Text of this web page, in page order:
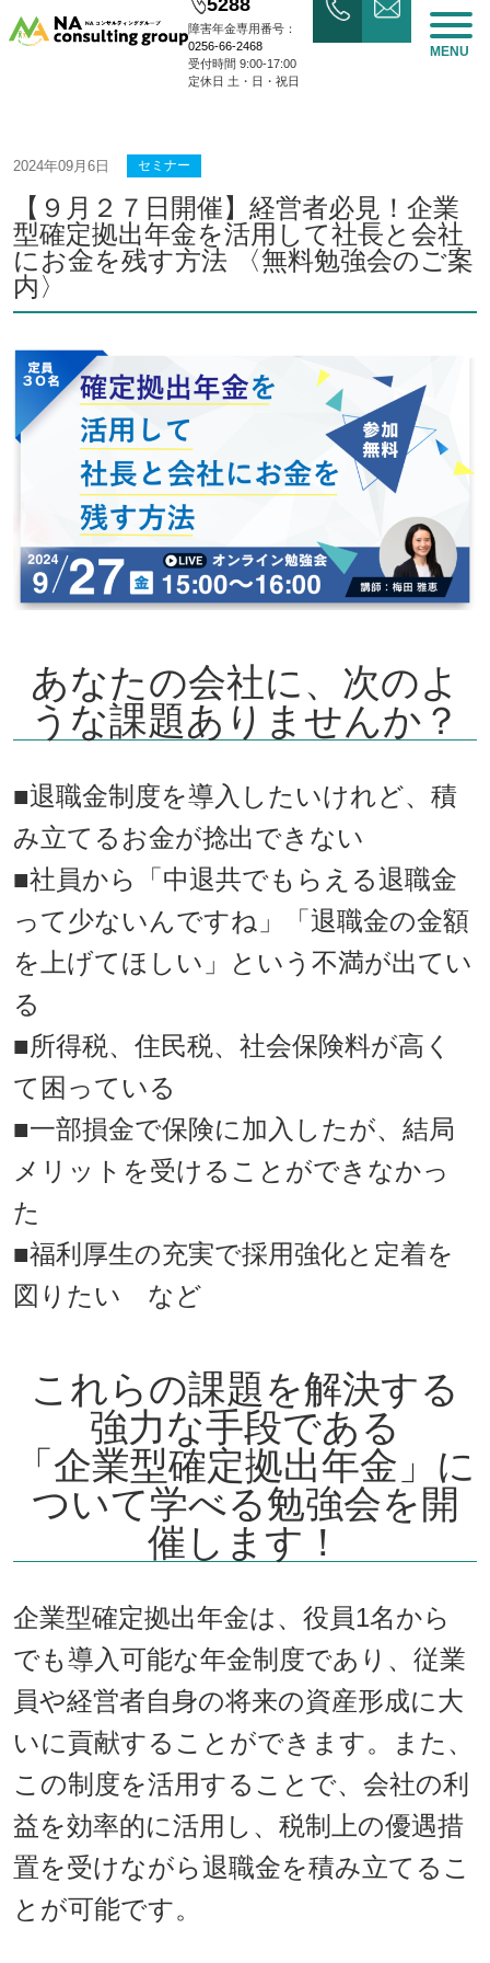
障害年金専用番号：
0256-66-2468
受付時間 9:00-17:00
定休日 土・日・祝日
MENU
2024年09月6日 セミナー
【９月２７日開催】経営者必見！企業
型確定拠出年金を活用して社長と会社
にお金を残す方法 〈無料勉強会のご案
内〉
あなたの会社に、次のよ
うな課題ありませんか？
■退職金制度を導入したいけれど、積
み立てるお金が捻出できない
■社員から「中退共でもらえる退職金
って少ないんですね」「退職金の金額
を上げてほしい」という不満が出てい
る
■所得税、住民税、社会保険料が高く
て困っている
■一部損金で保険に加入したが、結局
メリットを受けることができなかっ
た
■福利厚生の充実で採用強化と定着を
図りたい など
これらの課題を解決する
強力な手段である
「企業型確定拠出年金」に
ついて学べる勉強会を開
催します！
企業型確定拠出年金は、役員1名から
でも導入可能な年金制度であり、従業
員や経営者自身の将来の資産形成に大
いに貢献することができます。また、
この制度を活用することで、会社の利
益を効率的に活用し、税制上の優遇措
置を受けながら退職金を積み立てるこ
とが可能です。